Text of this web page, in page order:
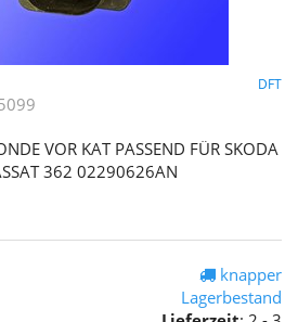
DFT
VOR KAT PASSEND FÜR SKODA
362 02290626AN
knapper
Lagerbestand